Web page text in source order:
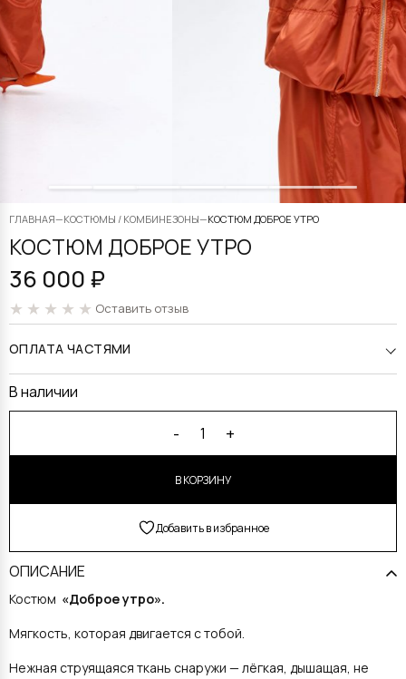
ГЛАВНАЯ—КОСТЮМЫ / КОМБИНЕЗОНЫ—КОСТЮМ ДОБРОЕ УТРО
КОСТЮМ ДОБРОЕ УТРО
36 000 ₽
Оставить отзыв
ОПЛАТА ЧАСТЯМИ
В наличии
- 1 +
В КОРЗИНУ
Добавить в избранное
ОПИСАНИЕ
Костюм «Доброе утро».
Мягкость, которая двигается с тобой.
Нежная струящаяся ткань снаружи — лёгкая, дышащая, не